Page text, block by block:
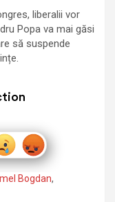
liberalii vor
Popa va mai găsi
să suspende
Bogdan,